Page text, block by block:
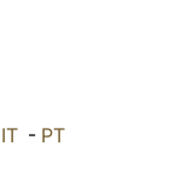
IT - PT